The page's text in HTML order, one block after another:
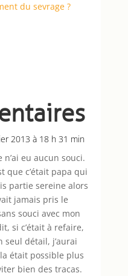
du sevrage ?
2013 à 18 h 31 min
n’ai eu aucun souci.
que c’était papa qui
partie sereine alors
jamais pris le
souci avec mon
si c’était à refaire,
seul détail, j’aurai
était possible plus
bien des tracas.